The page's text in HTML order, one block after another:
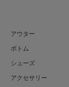
アウター
ボトム
シューズ
アクセサリー